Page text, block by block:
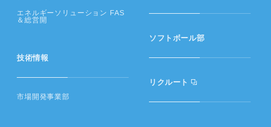
エネルギーソリューション FAS
＆総営開
技術情報
市場開発事業部
ソフトボール部
リクルート